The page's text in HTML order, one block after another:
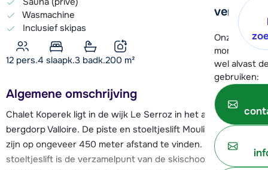
verder!
Onze
moment
wel alvast
gebruiken:
Wasmachine
Inclusief skipas
12 pers.4 slaapk.3 badk.200 m²
Algemene omschrijving
Chalet Koperek ligt in de wijk Le Serroz in het authentieke
bergdorp Valloire. De piste en stoeltjeslift Moulin Benjamin
zijn op ongeveer 450 meter afstand te vinden. Naast de
stoeltjeslift is de verzamelpunt van de skischool. Met deze